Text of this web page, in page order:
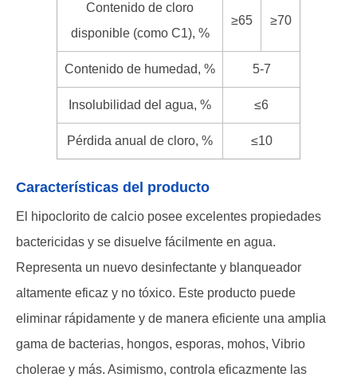
Contenido de cloro
disponible (como C1), %
≥65 ≥70
Contenido de humedad, % 5-7
Insolubilidad del agua, % ≤6
Pérdida anual de cloro, % ≤10
Características del producto
El hipoclorito de calcio posee excelentes propiedades
bactericidas y se disuelve fácilmente en agua.
Representa un nuevo desinfectante y blanqueador
altamente eficaz y no tóxico. Este producto puede
eliminar rápidamente y de manera eficiente una amplia
gama de bacterias, hongos, esporas, mohos, Vibrio
cholerae y más. Asimismo, controla eficazmente las